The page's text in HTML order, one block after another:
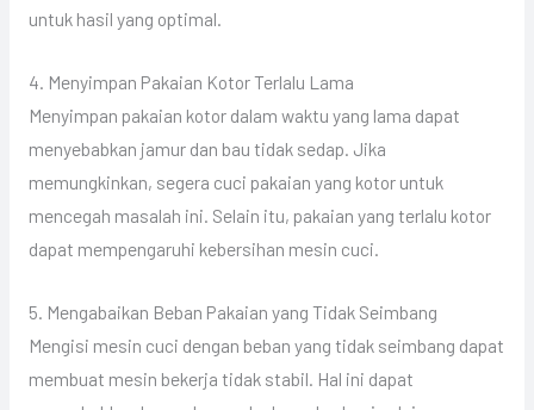
untuk hasil yang optimal.
4. Menyimpan Pakaian Kotor Terlalu Lama
Menyimpan pakaian kotor dalam waktu yang lama dapat
menyebabkan jamur dan bau tidak sedap. Jika
memungkinkan, segera cuci pakaian yang kotor untuk
mencegah masalah ini. Selain itu, pakaian yang terlalu kotor
dapat mempengaruhi kebersihan mesin cuci.
5. Mengabaikan Beban Pakaian yang Tidak Seimbang
Mengisi mesin cuci dengan beban yang tidak seimbang dapat
membuat mesin bekerja tidak stabil. Hal ini dapat